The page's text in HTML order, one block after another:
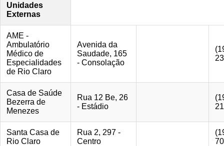
Unidades
Externas
AME -
Ambulatório
Médico de
Especialidades
de Rio Claro
Avenida da
Saudade, 165
- Consolação
Casa de Saúde
Bezerra de
Menezes
Rua 12 Be, 26
- Estádio
Santa Casa de
Rio Claro
Rua 2, 297 -
Centro